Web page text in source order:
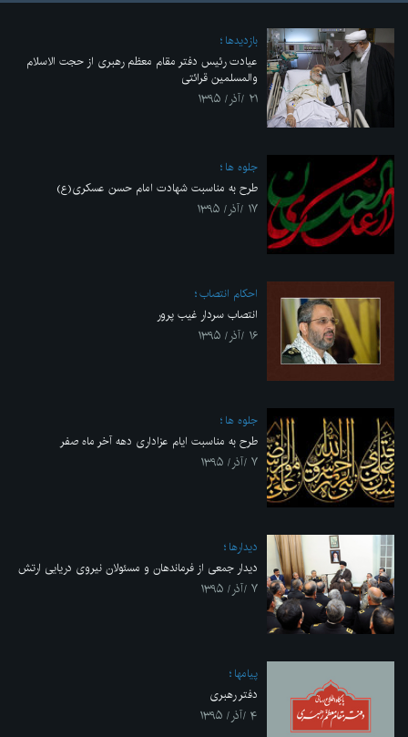
بازديدها
عیادت رئیس دفتر مقام معظم رهبری از حجت الاسلام
والمسلمین قرائتی
۲۱ /آذر/ ۱۳۹۵
جلوه ها
طرح به مناسبت شهادت امام حسن عسکری(ع)
۱۷ /آذر/ ۱۳۹۵
احکام انتصاب
انتصاب سردار غیب پرور
۱۶ /آذر/ ۱۳۹۵
جلوه ها
طرح به مناسبت ایام عزاداری دهه آخر ماه صفر
۷ /آذر/ ۱۳۹۵
ديدارها
دیدار جمعی از فرماندهان و مسئولان نیروی دریایی ارتش
۷ /آذر/ ۱۳۹۵
پیامها
دفتر رهبری
۴ /آذر/ ۱۳۹۵